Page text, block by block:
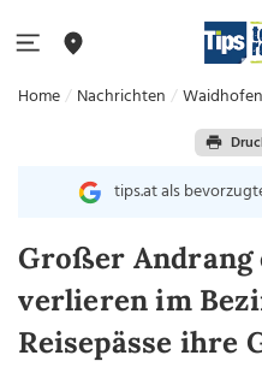
Home Nachrichten
tips.at als
Großer Andrang
verlieren im
Reisepässe ihre